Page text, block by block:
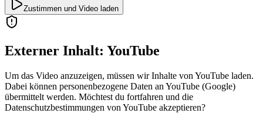
Zustimmen und Video laden
Externer Inhalt: YouTube
Um das Video anzuzeigen, müssen wir Inhalte von YouTube laden.
Dabei können personenbezogene Daten an YouTube (Google)
übermittelt werden. Möchtest du fortfahren und die
Datenschutzbestimmungen von YouTube akzeptieren?